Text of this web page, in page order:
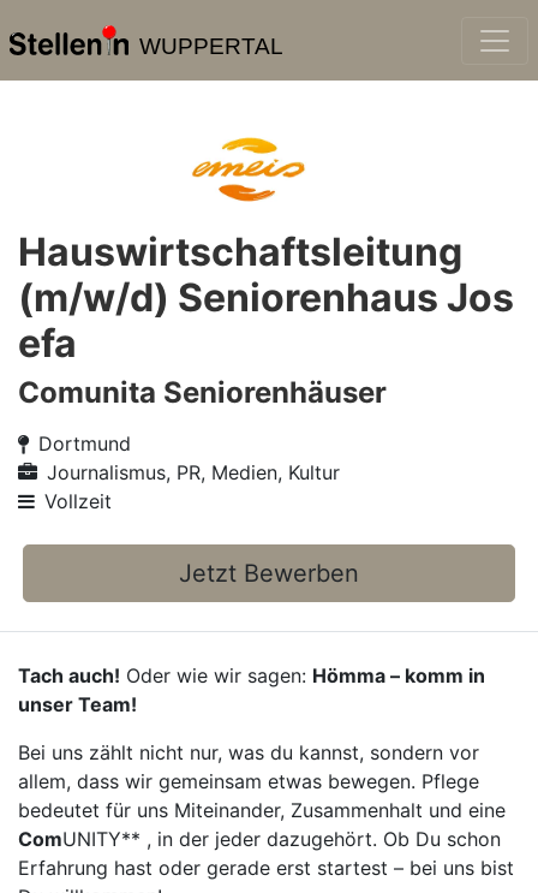
WUPPERTAL
Hauswirtschaftsleitung
(m/w/d) Seniorenhaus Jos
efa
Comunita Seniorenhäuser
Dortmund
Journalismus, PR, Medien, Kultur
Vollzeit
Jetzt Bewerben
Tach auch! Oder wie wir sagen: Hömma – komm in
unser Team!
Bei uns zählt nicht nur, was du kannst, sondern vor
allem, dass wir gemeinsam etwas bewegen. Pflege
bedeutet für uns Miteinander, Zusammenhalt und eine
ComUNITY** , in der jeder dazugehört. Ob Du schon
Erfahrung hast oder gerade erst startest – bei uns bist